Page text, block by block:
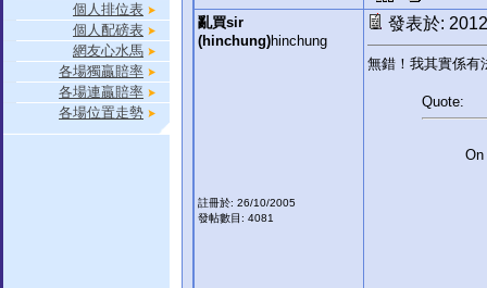
個人排位表
個人配磅表
網友心水馬
各場獨贏賠率
各場連贏賠率
各場位置走勢
亂買sir
(hinchung)hinchung
註冊於: 26/10/2005
發帖數目: 4081
發表於:
無錯！我其實係有
Quote:
On